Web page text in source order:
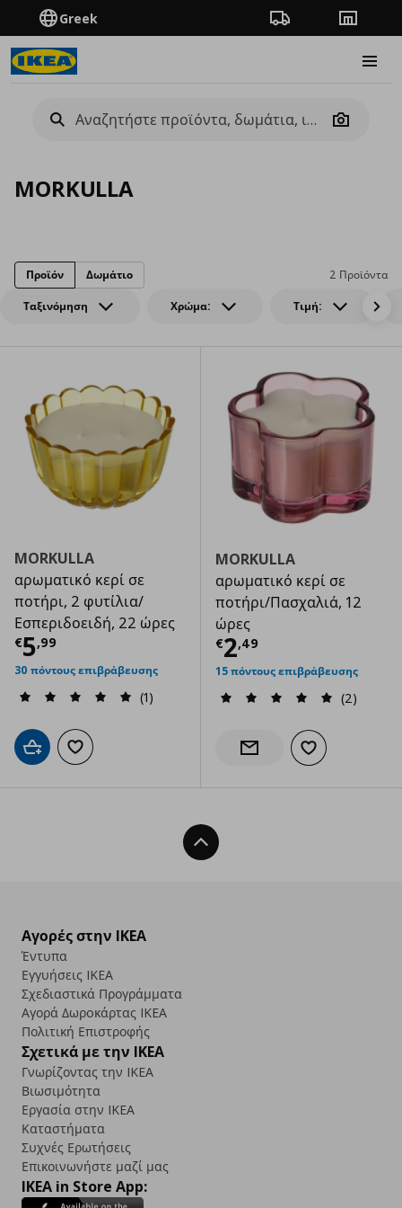
Greek Πορεία παραγγελίας
Camera
MORKULLA
Ταξινόμηση Χρώμα: Τιμή:
2 Προϊόντα
Προϊόν Δωμάτιο
MORKULLA
αρωματικό κερί σε
ποτήρι, 2 φυτίλια/
Εσπεριδοειδή, 22 ώρες
€5,99
Τρέχουσα τιμή € 5,99
30 πόντους επιβράβευσης
(1)
Προσθήκη στο καλάθι
Προσθήκη στα αγαπημένα
MORKULLA
αρωματικό κερί σε
ποτήρι/Πασχαλιά, 12
ώρες
€2,49
Τρέχουσα
15 πόντους επιβράβευσης
(2)
Ενημέρωση διαθεσιμότητας
Προσθήκη στα
Back To Top
Αγορές στην IKEA
Έντυπα
Εγγυήσεις IKEA
Σχεδιαστικά Προγράμματα
Αγορά Δωρoκάρτας IKEA
Πολιτική Επιστροφής
Σχετικά με την IKEA
Γνωρίζοντας την IKEA
Βιωσιμότητα
Εργασία στην IKEA
Καταστήματα
Συχνές Ερωτήσεις
Επικοινωνήστε μαζί μας
IKEA in Store App: